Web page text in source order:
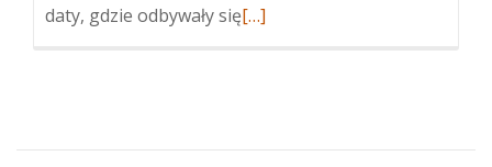
daty, gdzie odbywały sięWięcej
[…]